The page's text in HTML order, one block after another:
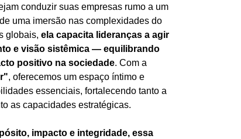
conduzir suas empresas rumo a um
uma imersão nas complexidades do
globais, ela capacita lideranças a agir
e visão sistêmica — equilibrando
positivo na sociedade. Com a
, oferecemos um espaço íntimo e
essenciais, fortalecendo tanto a
as capacidades estratégicas.
impacto e integridade, essa